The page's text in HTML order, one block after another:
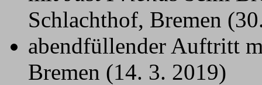
Schlachthof, Bremen
abendfüllender Auftritt
Bremen (14. 3. 2019)